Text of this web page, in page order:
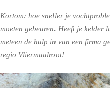
Kortom: hoe sneller je
moeten gebeuren. Heeft je kelder
meteen de hulp in van een firma
regio Vliermaalroot!